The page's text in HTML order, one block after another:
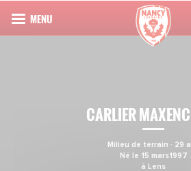
CARLIER
Milieu de terrain ∙ 29
Né le 15 mars1997
à Lens